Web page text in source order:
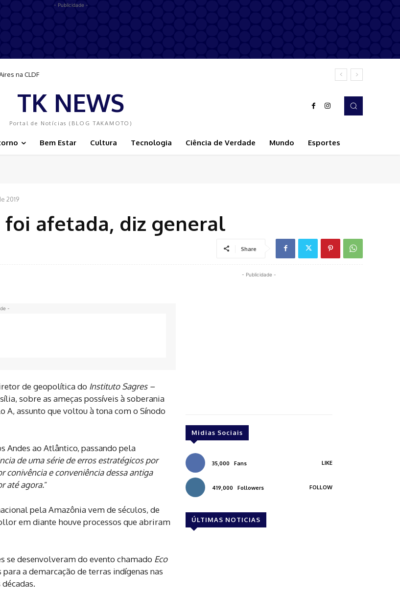
- Publicidade -
na CLDF
TK NEWS
Portal de Notícias (BLOG TAKAMOTO)
Bem Estar Cultura Tecnologia Ciência de Verdade Mundo Esportes
2019
afetada, diz general
Share
-
de geopolítica do Instituto Sagres –
sobre as ameças possíveis à soberania
assunto que voltou à tona com o Sínodo
Andes ao Atlântico, passando pela
deuma série de erros estratégicos por
conivência e conveniência dessa antiga
até agora.”
pela Amazônia vem de séculos, de
em diante houve processos que abriram
se desenvolveram do evento chamado Eco
a demarcação de terras indígenas nas
- Publicidade -
Midias Sociais
35,000 Fans LIKE
419,000 Followers FOLLOW
ÚLTIMAS NOTICIAS